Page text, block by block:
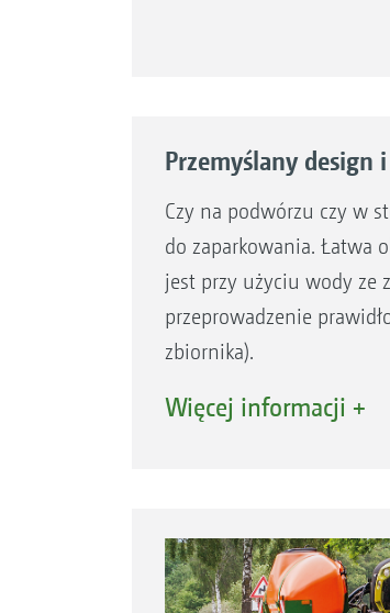
Przemyślany design
Czy na podwórzu czy w
do zaparkowania. Łatwa
jest przy użyciu wody ze
przeprowadzenie
zbiornika).
Przemyślany kształt FT
powtórzone na dachu
Więcej informacji +